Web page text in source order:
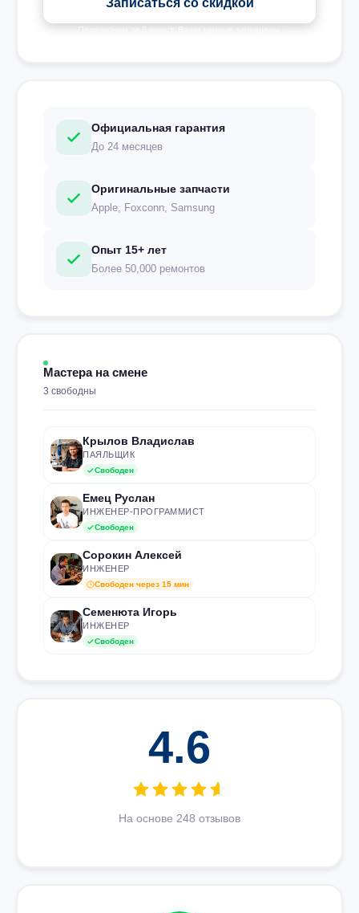
Записаться со скидкой
Перезвоним за 5 минут. Ваши данные защищены.
Официальная гарантия
До 24 месяцев
Оригинальные запчасти
Apple, Foxconn, Samsung
Опыт 15+ лет
Более 50,000 ремонтов
Мастера на смене
3 свободны
Крылов Владислав
ПАЯЛЬЩИК
Свободен
Емец Руслан
ИНЖЕНЕР-ПРОГРАММИСТ
Свободен
Сорокин Алексей
ИНЖЕНЕР
Свободен через 15 мин
Семенюта Игорь
ИНЖЕНЕР
Свободен
4.6
На основе 248 отзывов